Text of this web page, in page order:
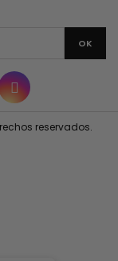
Instagram
reservados.